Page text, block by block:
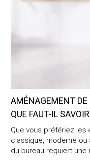
AMÉNAGEMENT DE
QUE FAUT-IL SAVOIR
Que vous préfériez
classique, moderne ou
du bureau requiert